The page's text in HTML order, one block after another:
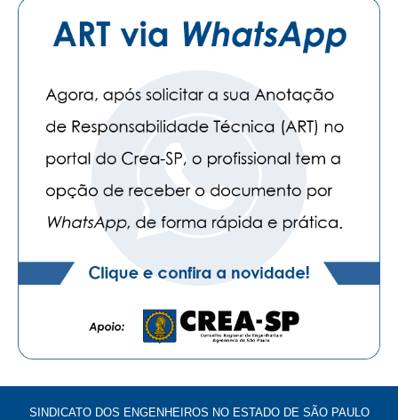
SINDICATO DOS ENGENHEIROS NO ESTADO DE SÃO PAULO